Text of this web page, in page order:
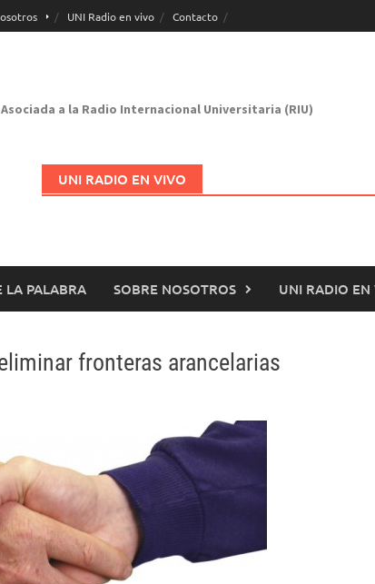
UNI Radio en vivo Contacto
a la Radio Internacional Universitaria (RIU)
UNI RADIO EN VIVO
LA PALABRA SOBRE NOSOTROS UNI RADIO EN
fronteras arancelarias